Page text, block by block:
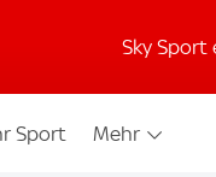
Sky Sport
Sport Mehr